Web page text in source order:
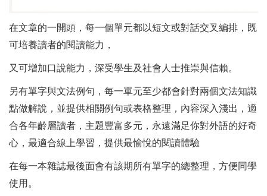
在文章的一開頭，每一個單元都以短文或對話交叉編排，既
可培養讀者的閱讀能力，
又可增加口說能力，深受學生及社會人士推崇與信賴。
另有單字與文法例句，每一單元至少都會針對兩個文法知識
點做解說，並提供相關例句或表格整理，內容深入淺出，適
合各年齡層讀者，主題豐富多元，永遠滿足你對外語的好奇
心，最適合線上學習，提供最愉悅的閱讀體驗
在每一本雜誌最後面會有該期所有單字的總整理，方便同學
使用。